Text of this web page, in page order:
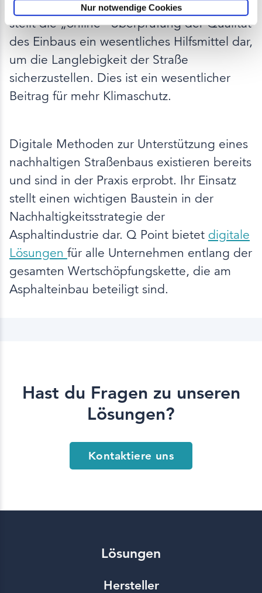
Nur notwendige Cookies
Ressourcen eingespart werden. Zudem
stellt die „online“ Überprüfung der Qualität
des Einbaus ein wesentliches Hilfsmittel dar,
um die Langlebigkeit der Straße
sicherzustellen. Dies ist ein wesentlicher
Beitrag für mehr Klimaschutz.
Digitale Methoden zur Unterstützung eines
nachhaltigen Straßenbaus existieren bereits
und sind in der Praxis erprobt. Ihr Einsatz
stellt einen wichtigen Baustein in der
Nachhaltigkeitsstrategie der
Asphaltindustrie dar. Q Point bietet digitale
Lösungen für alle Unternehmen entlang der
gesamten Wertschöpfungskette, die am
Asphalteinbau beteiligt sind.
Hast du Fragen zu unseren
Lösungen?
Kontaktiere uns
Lösungen
Hersteller